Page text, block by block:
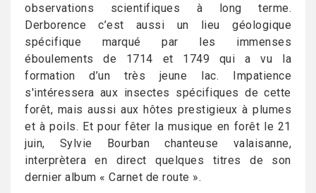
observations scientifiques à long terme.
Derborence c’est aussi un lieu géologique
spécifique marqué par les immenses
éboulements de 1714 et 1749 qui a vu la
formation d’un très jeune lac. Impatience
s'intéressera aux insectes spécifiques de cette
forêt, mais aussi aux hôtes prestigieux à plumes
et à poils. Et pour fêter la musique en forêt le 21
juin, Sylvie Bourban chanteuse valaisanne,
interprètera en direct quelques titres de son
dernier album « Carnet de route ».